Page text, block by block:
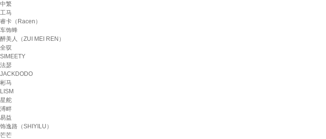
中繁
工马
睿卡（Racen）
车饰蜂
醉美人（ZUI MEI REN）
全驭
SIMEETY
法瑟
JACKDODO
彬马
LISM
星舵
溥畔
易益
饰逸路（SHIYILU）
芒芒